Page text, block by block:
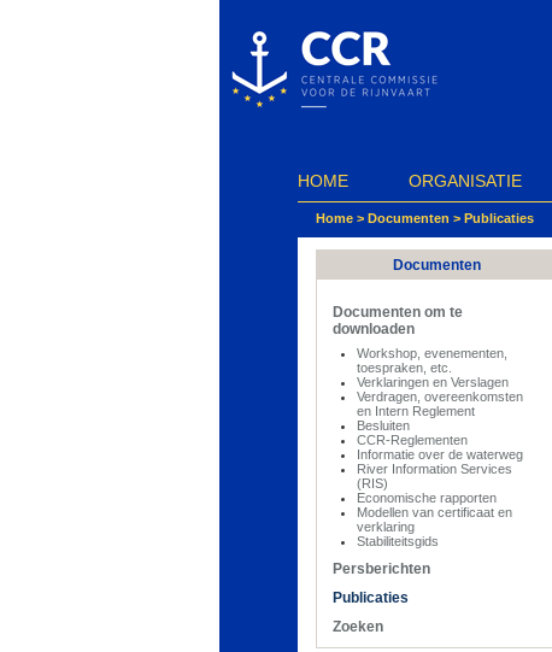
HOME ORGANISATIE
Home > Documenten > Publicaties
Documenten
Documenten om te
downloaden
Workshop, evenementen,
toespraken, etc.
Verklaringen en Verslagen
Verdragen, overeenkomsten
en Intern Reglement
Besluiten
CCR-Reglementen
Informatie over de waterweg
River Information Services
(RIS)
Economische rapporten
Modellen van certificaat en
verklaring
Stabiliteitsgids
Persberichten
Publicaties
Zoeken